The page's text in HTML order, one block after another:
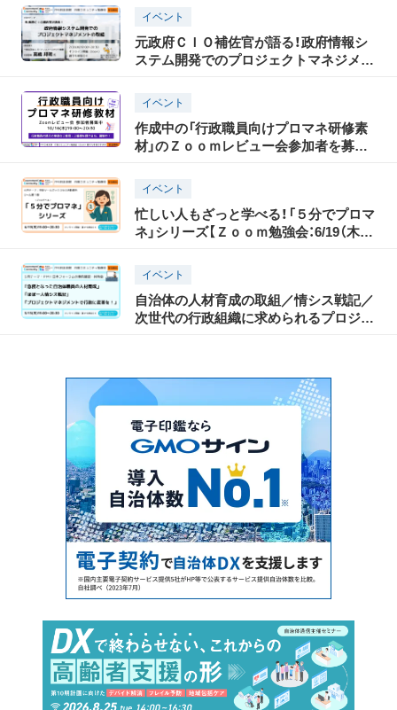
無料】
イベント
元政府ＣＩＯ補佐官が語る！政府情報シ
ステム開発でのプロジェクトマネジメン
～20時30分 参加無料】
イベント
作成中の「行政職員向けプロマネ研修素
材」のＺｏｏｍレビュー会参加者を募集
30分 参加無料】
イベント
忙しい人もざっと学べる！「５分でプロマ
ネ」シリーズ【Ｚｏｏｍ勉強会：6/19（木）
イベント
自治体の人材育成の取組／情シス戦記／
次世代の行政組織に求められるプロジェ
時30分 参加無料】